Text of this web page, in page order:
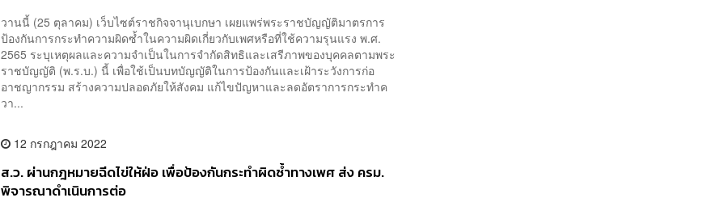
วานนี้ (25 ตุลาคม) เว็บไซต์ราชกิจจานุเบกษา เผยแพร่พระราชบัญญัติมาตรการ
ป้องกันการกระทำความผิดซ้ำในความผิดเกี่ยวกับเพศหรือที่ใช้ความรุนแรง พ.ศ.
2565 ระบุเหตุผลและความจำเป็นในการจำกัดสิทธิและเสรีภาพของบุคคลตามพระ
ราชบัญญัติ (พ.ร.บ.) นี้ เพื่อใช้เป็นบทบัญญัติในการป้องกันและเฝ้าระวังการก่อ
อาชญากรรม สร้างความปลอดภัยให้สังคม แก้ไขปัญหาและลดอัตราการกระทำค
วา...
12 กรกฎาคม 2022
ส.ว. ผ่านกฎหมายฉีดไข่ให้ฝ่อ เพื่อป้องกันกระทำผิดซ้ำทางเพศ ส่ง ครม.
พิจารณาดำเนินการต่อ